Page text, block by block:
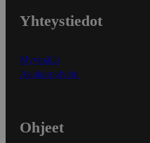
Yhteystiedot
Myymälät
Asiakaspalvelu
Ohjeet